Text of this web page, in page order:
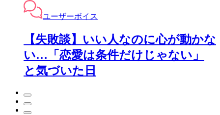
ユーザーボイス
【失敗談】いい人なのに心が動かな
い…「恋愛は条件だけじゃない」
と気づいた日